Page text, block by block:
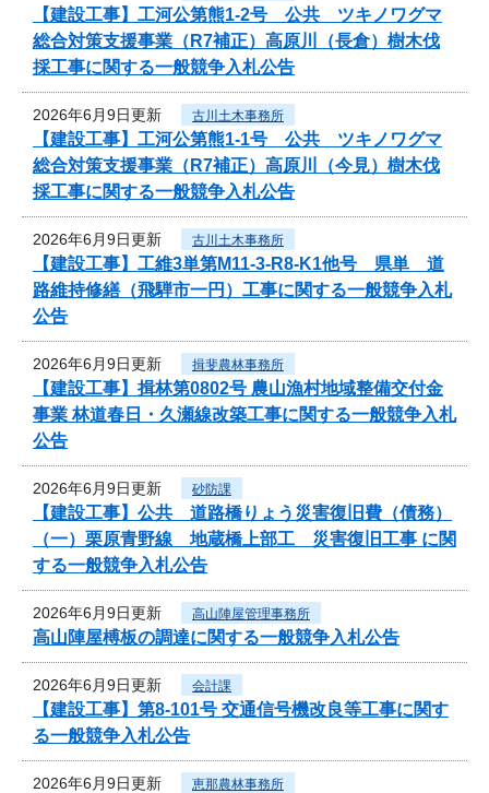
【建設工事】工河公第熊1-2号 公共 ツキノワグマ
総合対策支援事業（R7補正）高原川（長倉）樹木伐
採工事に関する一般競争入札公告
2026年6月9日更新 古川土木事務所
【建設工事】工河公第熊1-1号 公共 ツキノワグマ
総合対策支援事業（R7補正）高原川（今見）樹木伐
採工事に関する一般競争入札公告
2026年6月9日更新 古川土木事務所
【建設工事】工維3単第M11-3-R8-K1他号 県単 道
路維持修繕（飛騨市一円）工事に関する一般競争入札
公告
2026年6月9日更新 揖斐農林事務所
【建設工事】揖林第0802号 農山漁村地域整備交付金
事業 林道春日・久瀬線改築工事に関する一般競争入札
公告
2026年6月9日更新 砂防課
【建設工事】公共 道路橋りょう災害復旧費（債務）
（一）栗原青野線 地蔵橋上部工 災害復旧工事 に関
する一般競争入札公告
2026年6月9日更新 高山陣屋管理事務所
高山陣屋榑板の調達に関する一般競争入札公告
2026年6月9日更新 会計課
【建設工事】第8-101号 交通信号機改良等工事に関す
る一般競争入札公告
2026年6月9日更新 恵那農林事務所